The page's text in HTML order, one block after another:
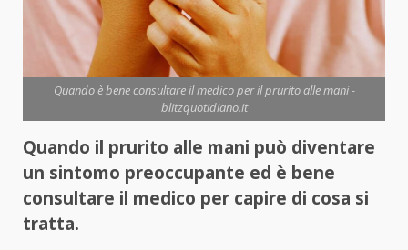
Quando è bene consultare il medico per il prurito alle mani -
blitzquotidiano.it
Quando il prurito alle mani può diventare
un sintomo preoccupante ed è bene
consultare il medico per capire di cosa si
tratta.